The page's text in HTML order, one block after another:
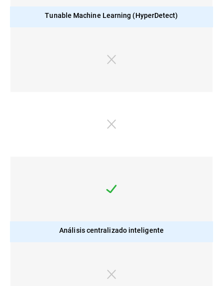
Tunable Machine Learning (HyperDetect)
Análisis centralizado inteligente